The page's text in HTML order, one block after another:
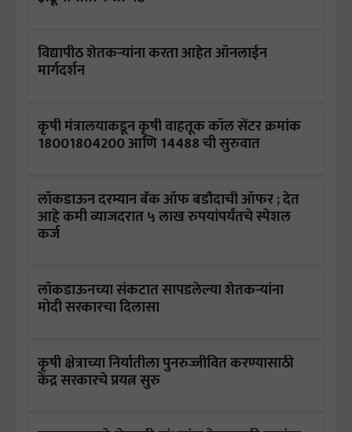
विद्यापीठ शेतकऱ्यांना करता आहेत ऑनलाईन
मार्गदर्शन
कृषी मंत्रालयाकडून कृषी वाहतूक कॉल सेंटर क्रमांक
18001804200 आणि 14488 ची सुरुवात
लॉकडाऊन दरम्यान बँक ऑफ बडौदाची ऑफर ; देत
आहे कमी व्याजदरात ५ लाख रुपयांपर्यंतचे स्पेशल
कर्ज
लॉकडाऊनच्या संकटात सापडलेल्या शेतकऱ्यांना
मोदी सरकारचा दिलासा
कृषी क्षेत्राच्या निर्यातीला पुनरुज्जीवित करण्यासाठी
केंद्र सरकारचे प्रयत्न सुरु